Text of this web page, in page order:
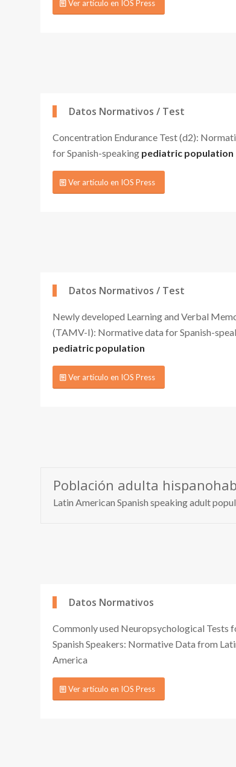
Ver artículo en IOS Press
Datos Normativos / Test
Concentration Endurance Test (d2):
for Spanish-speaking pediatric population
Ver artículo en IOS Press
Datos Normativos / Test
Newly developed Learning and Verbal
(TAMV-I): Normative data for Spanish-
pediatric population
Ver artículo en IOS Press
Población adulta
Latin American Spanish speaking adult
Datos Normativos
Commonly used Neuropsychological Tests
Spanish Speakers: Normative Data from
America
Ver artículo en IOS Press